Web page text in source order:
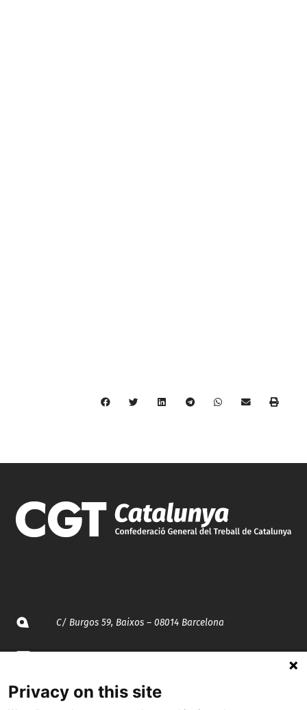
C/ Burgos 59, Baixos – 08014 Barcelona
935 120 481
Privacy on this site